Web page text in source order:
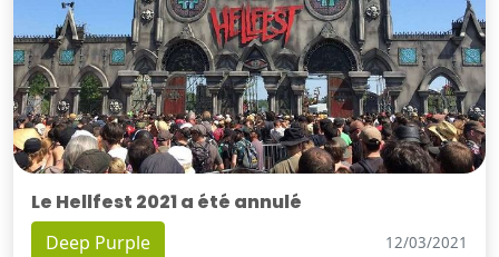
Le Hellfest 2021 a été annulé
Deep Purple 12/03/2021